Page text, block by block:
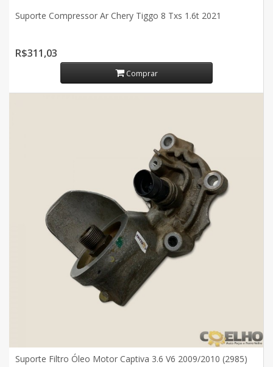
Suporte Compressor Ar Chery Tiggo 8 Txs 1.6t 2021
R$311,03
Comprar
Suporte Filtro Óleo Motor Captiva 3.6 V6 2009/2010 (2985)